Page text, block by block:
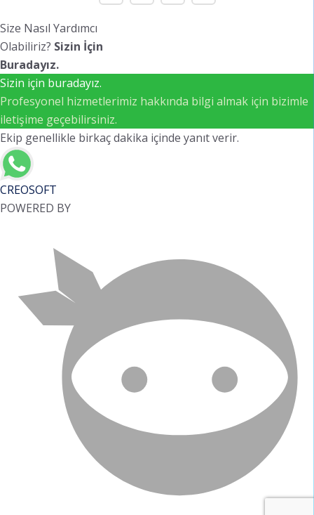
Size Nasıl Yardımcı
Olabiliriz? Sizin İçin
Buradayız.
Sizin için buradayız.
Profesyonel hizmetlerimiz hakkında bilgi almak için bizimle
iletişime geçebilirsiniz.
Ekip genellikle birkaç dakika içinde yanıt verir.
CREOSOFT
POWERED BY